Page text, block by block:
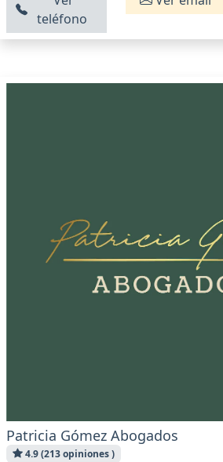
teléfono
Patricia Gómez Abogados
4.9 (213 opiniones )